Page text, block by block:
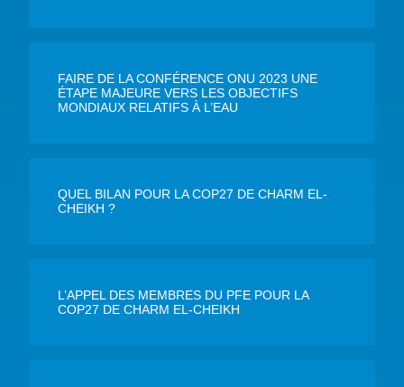
FAIRE DE LA CONFÉRENCE ONU 2023 UNE
ÉTAPE MAJEURE VERS LES OBJECTIFS
MONDIAUX RELATIFS À L’EAU
QUEL BILAN POUR LA COP27 DE CHARM EL-
CHEIKH ?
L’APPEL DES MEMBRES DU PFE POUR LA
COP27 DE CHARM EL-CHEIKH